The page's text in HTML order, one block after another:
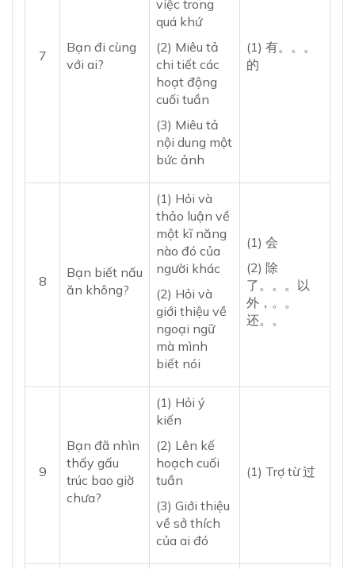
7
Bạn đi cùng
với ai?
việc trong
quá khứ
(2) Miêu tả
chi tiết các
hoạt động
cuối tuần
(3) Miêu tả
nội dung một
bức ảnh
(1) 有。。。
的
8
Bạn biết nấu
ăn không?
(1) Hỏi và
thảo luận về
một kĩ năng
nào đó của
người khác
(2) Hỏi và
giới thiệu về
ngoại ngữ
mà mình
biết nói
(1) 会
(2) 除
了。。。以
外，。。
还。。
9
Bạn đã nhìn
thấy gấu
trúc bao giờ
chưa?
(1) Hỏi ý
kiến
(2) Lên kế
hoạch cuối
tuần
(3) Giới thiệu
về sở thích
của ai đó
(1) Trợ từ 过